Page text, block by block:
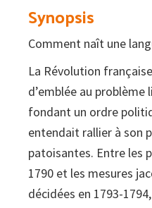
Synopsis
Comment naît une
La Révolution
d’emblée au
fondant un ordre
entendait rallier à son
patoisantes. Entre les
1790 et les mesures
décidées en 1793-